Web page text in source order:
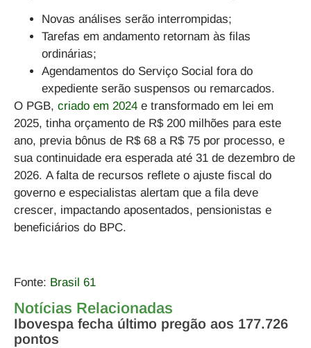
Novas análises serão interrompidas;
Tarefas em andamento retornam às filas
ordinárias;
Agendamentos do Serviço Social fora do
expediente serão suspensos ou remarcados.
O PGB, criado em 2024 e transformado em lei em
2025, tinha orçamento de R$ 200 milhões para este
ano, previa bônus de R$ 68 a R$ 75 por processo, e
sua continuidade era esperada até 31 de dezembro de
2026. A falta de recursos reflete o ajuste fiscal do
governo e especialistas alertam que a fila deve
crescer, impactando aposentados, pensionistas e
beneficiários do BPC.
Fonte: Brasil 61
Notícias Relacionadas
Ibovespa fecha último pregão aos 177.726
pontos